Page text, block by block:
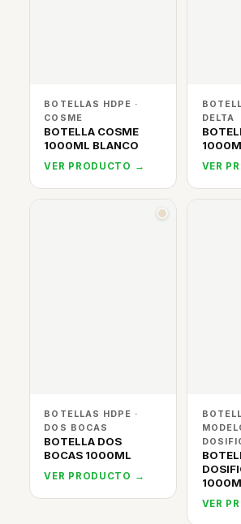
BOTELLAS HDPE ·
COSME
BOTELLA COSME
1000ML BLANCO
VER PRODUCTO →
DELTA
VER
BOTELLAS HDPE ·
DOS BOCAS
BOTELLA DOS
BOCAS 1000ML
VER PRODUCTO →
VER